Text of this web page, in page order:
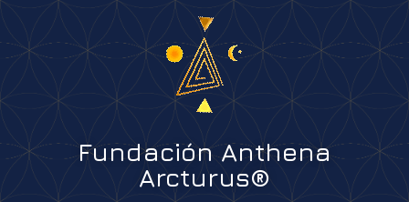
Fundación Anthena
Arcturus®